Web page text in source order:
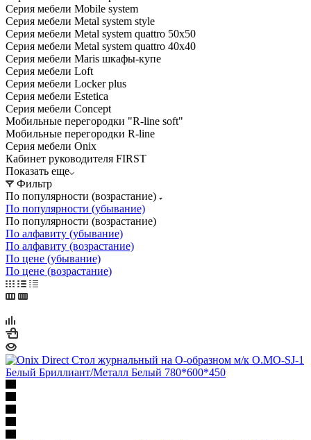
Серия мебели Mobile system
Серия мебели Metal system style
Серия мебели Metal system quattro 50x50
Серия мебели Metal system quattro 40x40
Серия мебели Maris шкафы-купе
Серия мебели Loft
Серия мебели Locker plus
Серия мебели Estetica
Серия мебели Concept
Мобильные перегородки "R-line soft"
Мобильные перегородки R-line
Серия мебели Onix
Кабинет руководителя FIRST
Показать еще
Фильтр
По популярности (возрастание)
По популярности (убывание)
По популярности (возрастание)
По алфавиту (убывание)
По алфавиту (возрастание)
По цене (убывание)
По цене (возрастание)